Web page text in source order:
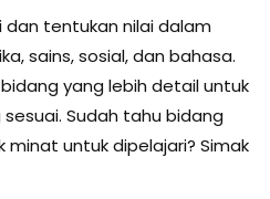
tentukan nilai dalam
sains, sosial, dan bahasa.
yang lebih detail untuk
Sudah tahu bidang
minat untuk dipelajari? Simak